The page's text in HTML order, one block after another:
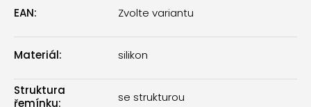
EAN: Zvolte variantu
Materiál: silikon
Struktura
řemínku: se strukturou